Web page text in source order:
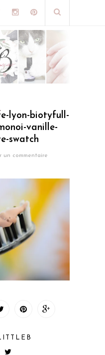
lyon-biotyfull-
vanille-
swatch
un commentaire